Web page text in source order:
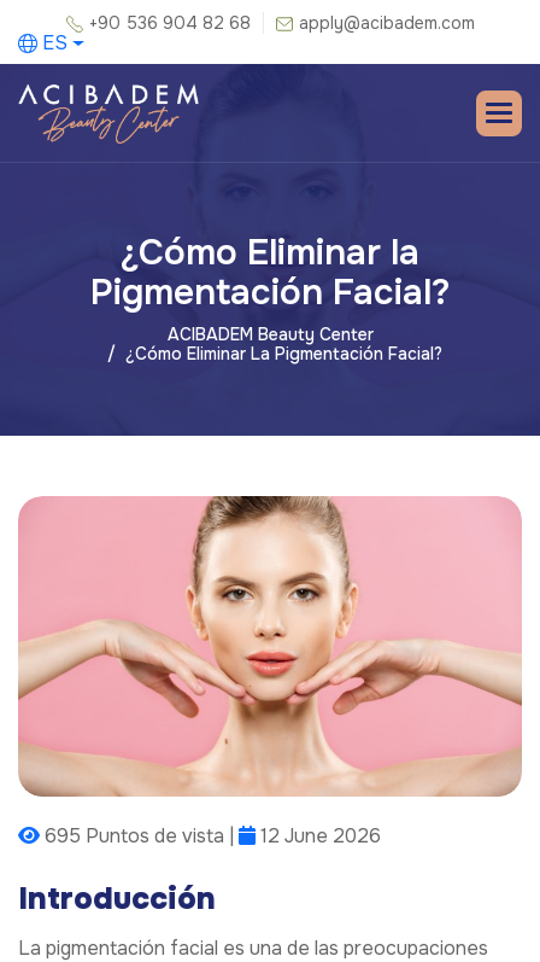
+90 536 904 82 68 apply@acibadem.com
ES
¿Cómo Eliminar la
Pigmentación Facial?
ACIBADEM Beauty Center
¿Cómo Eliminar La Pigmentación Facial?
695 Puntos de vista | 12 June 2026
Introducción
La pigmentación facial es una de las preocupaciones